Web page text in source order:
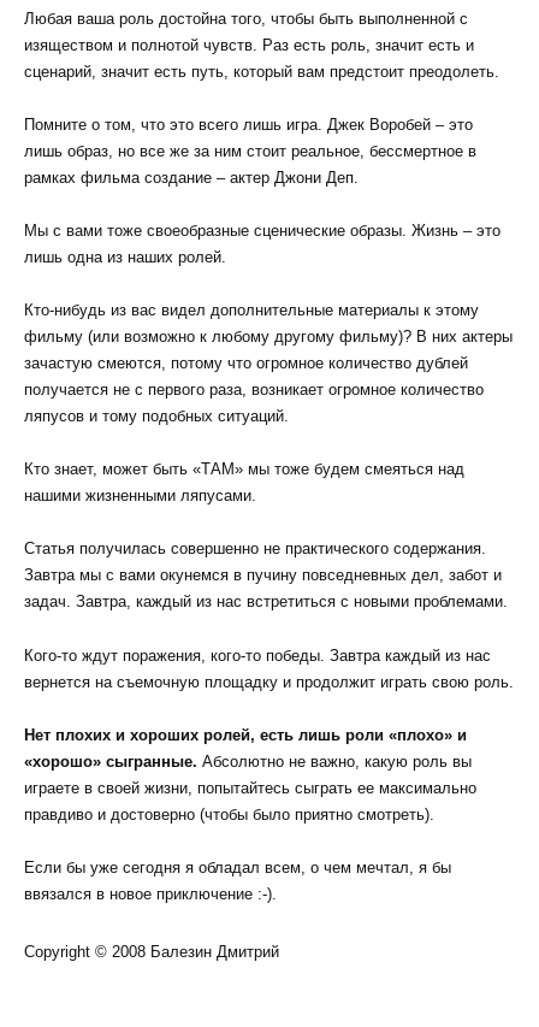
Любая ваша роль достойна того, чтобы быть выполненной с
изяществом и полнотой чувств. Раз есть роль, значит есть и
сценарий, значит есть путь, который вам предстоит преодолеть.
Помните о том, что это всего лишь игра. Джек Воробей – это
лишь образ, но все же за ним стоит реальное, бессмертное в
рамках фильма создание – актер Джони Деп.
Мы с вами тоже своеобразные сценические образы. Жизнь – это
лишь одна из наших ролей.
Кто-нибудь из вас видел дополнительные материалы к этому
фильму (или возможно к любому другому фильму)? В них актеры
зачастую смеются, потому что огромное количество дублей
получается не с первого раза, возникает огромное количество
ляпусов и тому подобных ситуаций.
Кто знает, может быть «ТАМ» мы тоже будем смеяться над
нашими жизненными ляпусами.
Статья получилась совершенно не практического содержания.
Завтра мы с вами окунемся в пучину повседневных дел, забот и
задач. Завтра, каждый из нас встретиться с новыми проблемами.
Кого-то ждут поражения, кого-то победы. Завтра каждый из нас
вернется на съемочную площадку и продолжит играть свою роль.
Нет плохих и хороших ролей, есть лишь роли «плохо» и
«хорошо» сыгранные. Абсолютно не важно, какую роль вы
играете в своей жизни, попытайтесь сыграть ее максимально
правдиво и достоверно (чтобы было приятно смотреть).
Если бы уже сегодня я обладал всем, о чем мечтал, я бы
ввязался в новое приключение :-).
Copyright © 2008 Балезин Дмитрий